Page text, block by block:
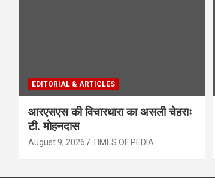
EDITORIAL & ARTICLES
आरएसएस की विचारधारा का असली चेहराः
टी. मोहनदास
August 9, 2026 TIMES OF PEDIA